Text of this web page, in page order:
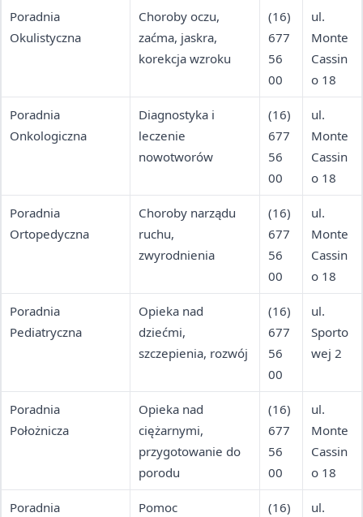
Poradnia
Okulistyczna
Choroby oczu,
zaćma, jaskra,
korekcja wzroku
(16)
677
56
00
ul.
Monte
Cassin
o 18
Poradnia
Onkologiczna
Diagnostyka i
leczenie
nowotworów
(16)
677
56
00
ul.
Monte
Cassin
o 18
Poradnia
Ortopedyczna
Choroby narządu
ruchu,
zwyrodnienia
(16)
677
56
00
ul.
Monte
Cassin
o 18
Poradnia
Pediatryczna
Opieka nad
dziećmi,
szczepienia, rozwój
(16)
677
56
00
ul.
Sporto
wej 2
Poradnia
Położnicza
Opieka nad
ciężarnymi,
przygotowanie do
porodu
(16)
677
56
00
ul.
Monte
Cassin
o 18
Poradnia
Pomoc
(16)
ul.